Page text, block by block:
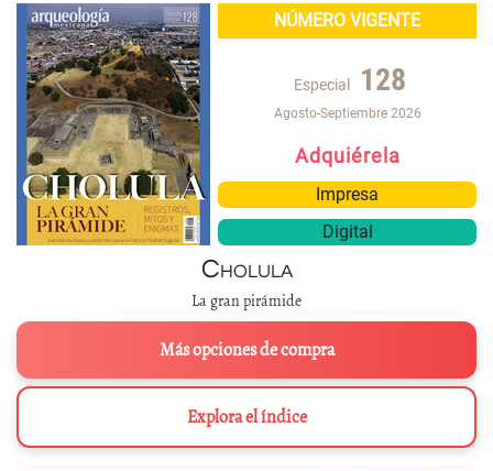
NÚMERO VIGENTE
Especial 128
Agosto-Septiembre 2026
Adquiérela
Impresa
Digital
Cholula
La gran pirámide
Más opciones de compra
Explora el índice